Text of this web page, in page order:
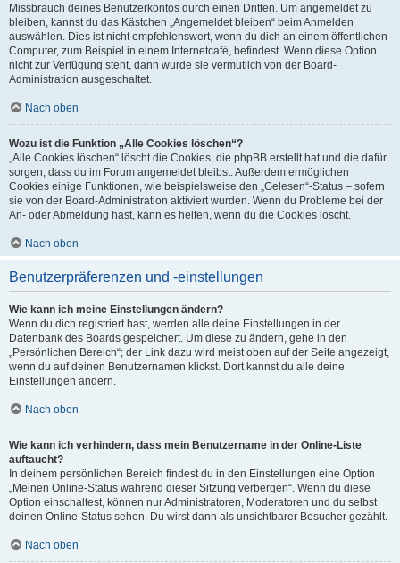
Missbrauch deines Benutzerkontos durch einen Dritten. Um angemeldet zu
bleiben, kannst du das Kästchen „Angemeldet bleiben“ beim Anmelden
auswählen. Dies ist nicht empfehlenswert, wenn du dich an einem öffentlichen
Computer, zum Beispiel in einem Internetcafé, befindest. Wenn diese Option
nicht zur Verfügung steht, dann wurde sie vermutlich von der Board-
Administration ausgeschaltet.
Nach oben
Wozu ist die Funktion „Alle Cookies löschen“?
„Alle Cookies löschen“ löscht die Cookies, die phpBB erstellt hat und die dafür
sorgen, dass du im Forum angemeldet bleibst. Außerdem ermöglichen
Cookies einige Funktionen, wie beispielsweise den „Gelesen“-Status – sofern
sie von der Board-Administration aktiviert wurden. Wenn du Probleme bei der
An- oder Abmeldung hast, kann es helfen, wenn du die Cookies löscht.
Nach oben
Benutzerpräferenzen und -einstellungen
Wie kann ich meine Einstellungen ändern?
Wenn du dich registriert hast, werden alle deine Einstellungen in der
Datenbank des Boards gespeichert. Um diese zu ändern, gehe in den
„Persönlichen Bereich“; der Link dazu wird meist oben auf der Seite angezeigt,
wenn du auf deinen Benutzernamen klickst. Dort kannst du alle deine
Einstellungen ändern.
Nach oben
Wie kann ich verhindern, dass mein Benutzername in der Online-Liste
auftaucht?
In deinem persönlichen Bereich findest du in den Einstellungen eine Option
„Meinen Online-Status während dieser Sitzung verbergen“. Wenn du diese
Option einschaltest, können nur Administratoren, Moderatoren und du selbst
deinen Online-Status sehen. Du wirst dann als unsichtbarer Besucher gezählt.
Nach oben